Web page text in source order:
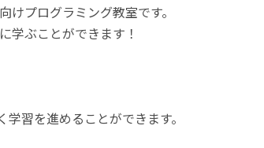
プログラミング教室です。
学ぶことができます！
習を進めることができます。